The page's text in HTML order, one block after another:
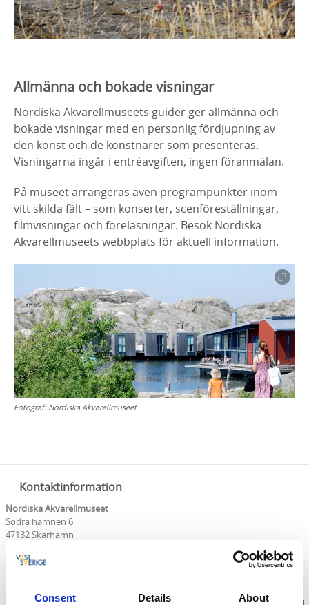
Consent Details About
Allmänna och bokade visningar
Nordiska Akvarellmuseets guider ger allmänna och
bokade visningar med en personlig fördjupning av
den konst och de konstnärer som presenteras.
Visningarna ingår i entréavgiften, ingen föranmälan.
På museet arrangeras även programpunkter inom
vitt skilda fält – som konserter, scenföreställningar,
filmvisningar och föreläsningar. Besök Nordiska
Akvarellmuseets webbplats för aktuell information.
Fotograf: Nordiska Akvarellmuseet
Kontaktinformation
Nordiska Akvarellmuseet
Södra hamnen 6
47132 Skärhamn
Telefon:
E-post:Skicka E-post